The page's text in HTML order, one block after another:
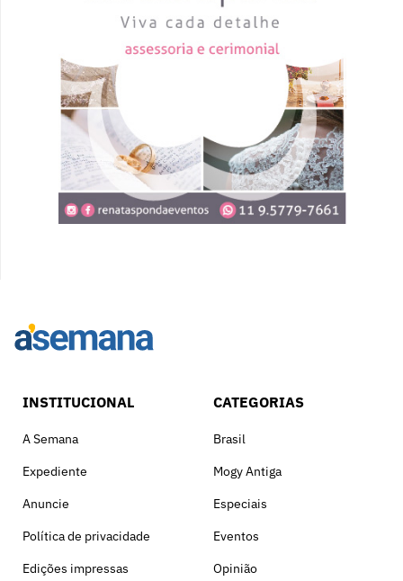
INSTITUCIONAL
A Semana
Expediente
Anuncie
Política de privacidade
Edições impressas
CATEGORIAS
Brasil
Mogy Antiga
Especiais
Eventos
Opinião